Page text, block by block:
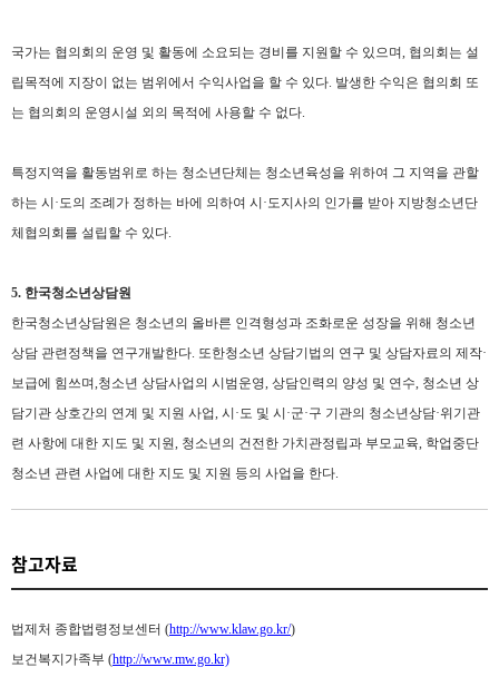
국가는 협의회의 운영 및 활동에 소요되는 경비를 지원할 수 있으며, 협의회는 설
립목적에 지장이 없는 범위에서 수익사업을 할 수 있다. 발생한 수익은 협의회 또
는 협의회의 운영시설 외의 목적에 사용할 수 없다.
특정지역을 활동범위로 하는 청소년단체는 청소년육성을 위하여 그 지역을 관할
하는 시·도의 조례가 정하는 바에 의하여 시·도지사의 인가를 받아 지방청소년단
체협의회를 설립할 수 있다.
5. 한국청소년상담원
한국청소년상담원은 청소년의 올바른 인격형성과 조화로운 성장을 위해 청소년
상담 관련정책을 연구개발한다. 또한청소년 상담기법의 연구 및 상담자료의 제작·
보급에 힘쓰며,청소년 상담사업의 시범운영, 상담인력의 양성 및 연수, 청소년 상
담기관 상호간의 연계 및 지원 사업, 시·도 및 시·군·구 기관의 청소년상담·위기관
련 사항에 대한 지도 및 지원, 청소년의 건전한 가치관정립과 부모교육, 학업중단
청소년 관련 사업에 대한 지도 및 지원 등의 사업을 한다.
참고자료
법제처 종합법령정보센터 (http://www.klaw.go.kr/)
보건복지가족부 (http://www.mw.go.kr)